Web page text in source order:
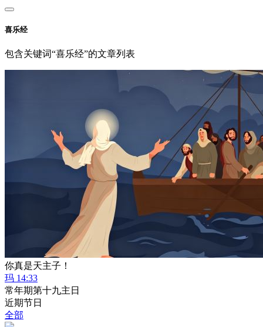
喜乐经
包含关键词“喜乐经”的文章列表
你真是天主子！
玛 14:33
常年期第十九主日
近期节日
全部